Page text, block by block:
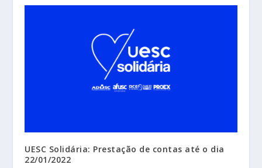
UESC Solidária: Prestação de contas até o dia
22/01/2022